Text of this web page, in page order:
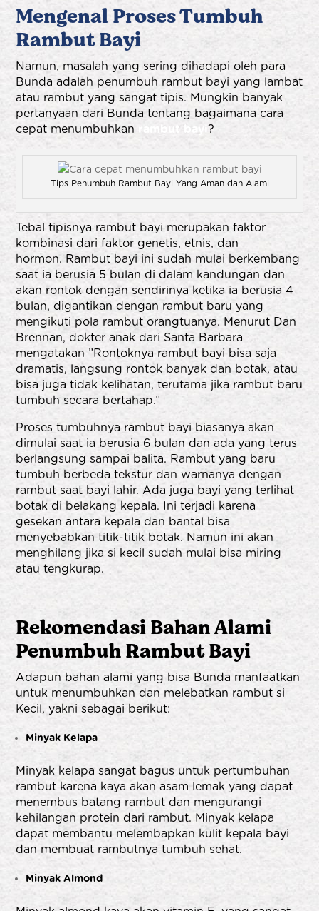
Mengenal Proses Tumbuh
Rambut Bayi
Namun, masalah yang sering dihadapi oleh para
Bunda adalah penumbuh rambut bayi yang lambat
atau rambut yang sangat tipis. Mungkin banyak
pertanyaan dari Bunda tentang bagaimana cara
cepat menumbuhkan
rambut bayi?
Tips Penumbuh Rambut Bayi Yang Aman dan Alami
Tebal tipisnya rambut bayi merupakan faktor
kombinasi dari faktor genetis, etnis, dan
hormon. Rambut bayi ini sudah mulai berkembang
saat ia berusia 5 bulan di dalam kandungan dan
akan rontok dengan sendirinya ketika ia berusia 4
bulan, digantikan dengan rambut baru yang
mengikuti pola rambut orangtuanya. Menurut Dan
Brennan, dokter anak dari Santa Barbara
mengatakan ”Rontoknya rambut bayi bisa saja
dramatis, langsung rontok banyak dan botak, atau
bisa juga tidak kelihatan, terutama jika rambut baru
tumbuh secara bertahap.”
Proses tumbuhnya rambut bayi biasanya akan
dimulai saat ia berusia 6 bulan dan ada yang terus
berlangsung sampai balita. Rambut yang baru
tumbuh berbeda tekstur dan warnanya dengan
rambut saat bayi lahir. Ada juga bayi yang terlihat
botak di belakang kepala. Ini terjadi karena
gesekan antara kepala dan bantal bisa
menyebabkan titik-titik botak. Namun ini akan
menghilang jika si kecil sudah mulai bisa miring
atau tengkurap.
Rekomendasi Bahan Alami
Penumbuh Rambut Bayi
Adapun bahan alami yang bisa Bunda manfaatkan
untuk menumbuhkan dan melebatkan rambut si
Kecil, yakni sebagai berikut:
Minyak Kelapa
Minyak kelapa sangat bagus untuk pertumbuhan
rambut karena kaya akan asam lemak yang dapat
menembus batang rambut dan mengurangi
kehilangan protein dari rambut. Minyak kelapa
dapat membantu melembapkan kulit kepala bayi
dan membuat rambutnya tumbuh sehat.
Minyak Almond